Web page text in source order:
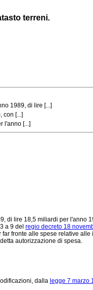
terreni.
1989, di lire [...]
con [...]
l'anno [...]
di lire 18,5 miliardi per l'anno
a 9 del regio decreto 18
fronte alle spese relative
autorizzazione di spesa.
dalla legge 7 marzo